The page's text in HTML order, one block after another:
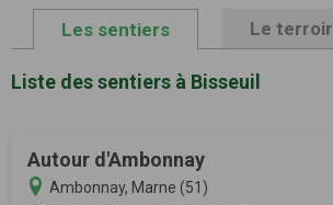
Les sentiers Le terroir
Liste des sentiers à Bisseuil
Autour d'Ambonnay
Ambonnay, Marne (51)